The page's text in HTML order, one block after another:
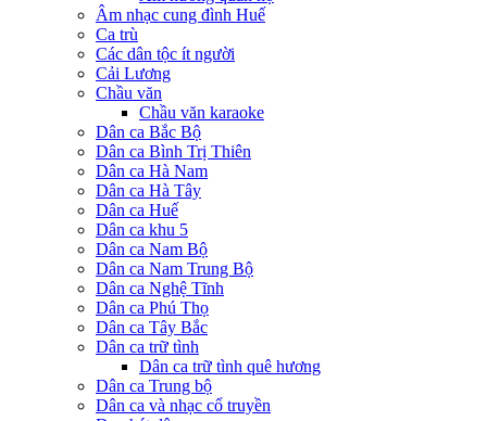
Âm nhạc cung đình Huế
Ca trù
Các dân tộc ít người
Cải Lương
Chầu văn
Chầu văn karaoke
Dân ca Bắc Bộ
Dân ca Bình Trị Thiên
Dân ca Hà Nam
Dân ca Hà Tây
Dân ca Huế
Dân ca khu 5
Dân ca Nam Bộ
Dân ca Nam Trung Bộ
Dân ca Nghệ Tĩnh
Dân ca Phú Thọ
Dân ca Tây Bắc
Dân ca trữ tình
Dân ca trữ tình quê hương
Dân ca Trung bộ
Dân ca và nhạc cổ truyền